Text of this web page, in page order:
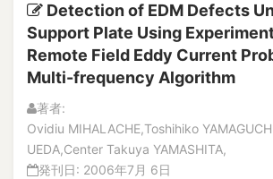
Detection of EDM Defects
Support Plate Using
Remote Field Eddy Current
Multi-frequency Algorithm
著者:
Ovidiu MIHALACHE,Toshihiko
UEDA,Center Takuya YAMASHITA,
発刊日: 2006年7月 6日